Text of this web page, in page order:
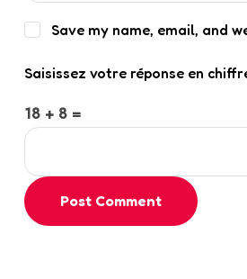
Save my name, email, and
Saisissez votre réponse en
18 + 8 =
Post Comment